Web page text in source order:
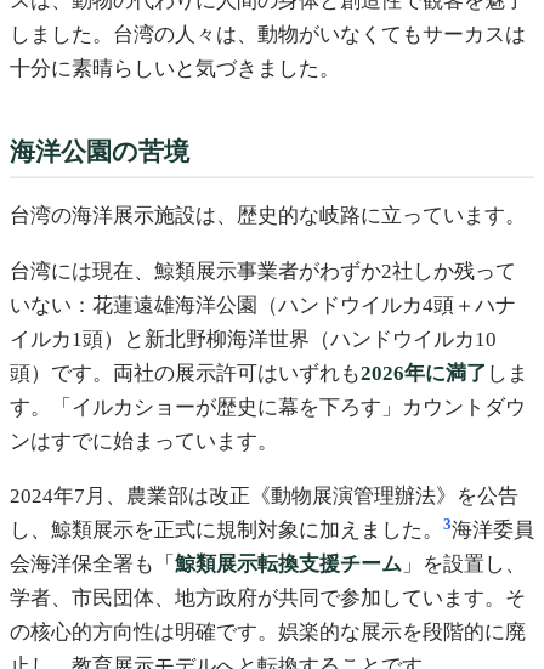
しました。台湾の人々は、動物がいなくてもサーカスは
十分に素晴らしいと気づきました。
海洋公園の苦境
台湾の海洋展示施設は、歴史的な岐路に立っています。
台湾には現在、鯨類展示事業者がわずか2社しか残って
いない：花蓮遠雄海洋公園（ハンドウイルカ4頭＋ハナ
イルカ1頭）と新北野柳海洋世界（ハンドウイルカ10
頭）です。両社の展示許可はいずれも2026年に満了 しま
す。「イルカショーが歴史に幕を下ろす」カウントダウ
ンはすでに始まっています。
2024年7月、農業部は改正《動物展演管理辦法》を公告
し、鯨類展示を正式に規制対象に加えました。
3海洋委員
会海洋保全署も「 鯨類展示転換支援チーム 」を設置し、
学者、市民団体、地方政府が共同で参加しています。そ
の核心的方向性は明確です。娯楽的な展示を段階的に廃